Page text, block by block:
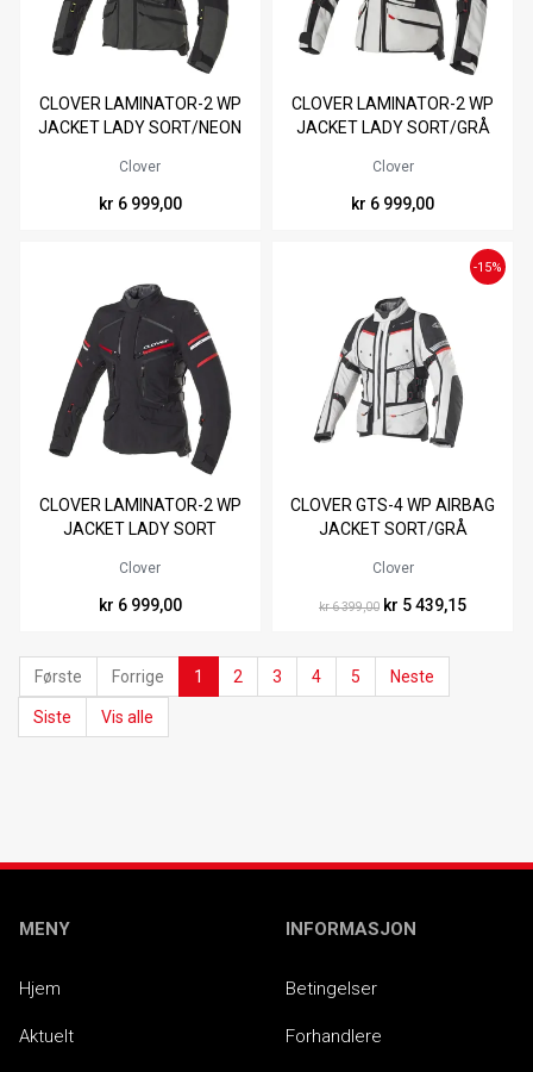
XS S M L XL XXL
CLOVER LAMINATOR-2 WP
JACKET LADY SORT/NEON
Clover
kr 6 999,00
XS S M L XL XXL
CLOVER LAMINATOR-2 WP
JACKET LADY SORT/GRÅ
Clover
kr 6 999,00
S M L XL XXL
CLOVER LAMINATOR-2 WP
JACKET LADY SORT
Clover
kr 6 999,00
L XL XXL 3XL
CLOVER GTS-4 WP AIRBAG
JACKET SORT/GRÅ
Clover
-15%
kr 6 399,00 kr 5 439,15
Første Forrige 1 2 3 4 5 Neste
Siste Vis alle
MENY
Hjem
Aktuelt
INFORMASJON
Betingelser
Forhandlere